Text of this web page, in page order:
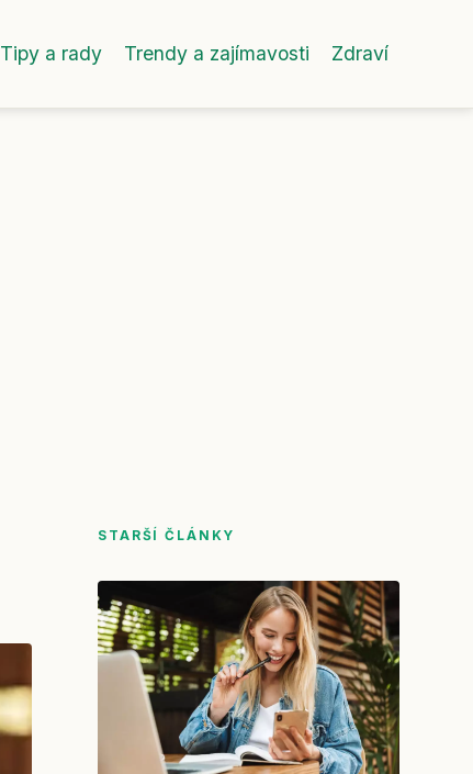
Tipy a rady Trendy a zajímavosti Zdraví
STARŠÍ ČLÁNKY